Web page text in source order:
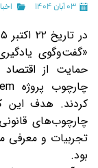
۰۳ آبان ۱۴۰۴
در تاریخ ۲۲ اکتبر
«گفت‌وگوی
حمایت از
چارچوب پروژه
کردند. هدف این
چارچوب‌های
تجربیات و معرفی
بود.